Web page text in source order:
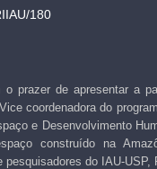
180
prazer de apresentar a
coordenadora do
e Desenvolvimento
construído na
do IAU-USP,